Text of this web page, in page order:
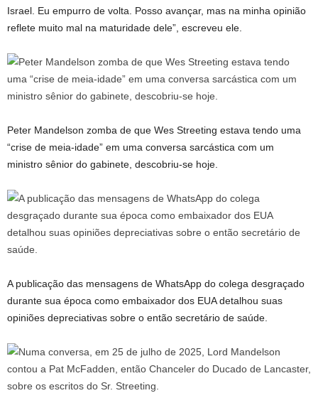
Israel. Eu empurro de volta. Posso avançar, mas na minha opinião
reflete muito mal na maturidade dele”, escreveu ele.
Peter Mandelson zomba de que Wes Streeting estava tendo uma
“crise de meia-idade” em uma conversa sarcástica com um
ministro sênior do gabinete, descobriu-se hoje.
A publicação das mensagens de WhatsApp do colega desgraçado
durante sua época como embaixador dos EUA detalhou suas
opiniões depreciativas sobre o então secretário de saúde.